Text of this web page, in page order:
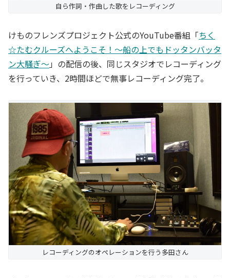
自ら作詞・作曲した歌をレコーディング
けものフレンズプロジェクト公式のYouTube番組「ちく
☆たむクルーズへようこそ！〜船の上でもドッタンバッタ
ン大騒ぎ〜」の配信の後、同じスタジオでレコーディング
を行っていき、2時間ほどで無事レコーディング完了。
レコーディングのオペレーションを行う多田さん